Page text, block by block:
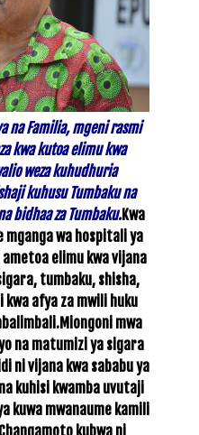
na Familia, mgeni rasmi
kwa kutoa elimu kwa
weza kuhudhuria
kuhusu Tumbaku na
bidhaa za Tumbaku.Kwa
mganga wa hospitali ya
elimu kwa vijana
tumbaku, shisha,
afya za mwili huku
Miongoni mwa
na matumizi ya sigara
ni vijana kwa sababu ya
kuhisi kwamba uvutaji
kuwa mwanaume kamili
kubwa ni